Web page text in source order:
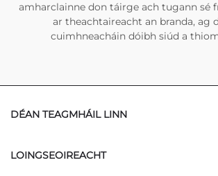
amharclainne don táirge ach tugann sé
ar theachtaireacht an branda, ag
cuimhneacháin dóibh siúd a
DÉAN TEAGMHÁIL LINN
LOINGSEOIREACHT